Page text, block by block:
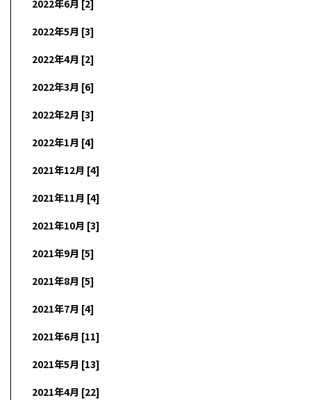
2022年6月 [2]
2022年5月 [3]
2022年4月 [2]
2022年3月 [6]
2022年2月 [3]
2022年1月 [4]
2021年12月 [4]
2021年11月 [4]
2021年10月 [3]
2021年9月 [5]
2021年8月 [5]
2021年7月 [4]
2021年6月 [11]
2021年5月 [13]
2021年4月 [22]